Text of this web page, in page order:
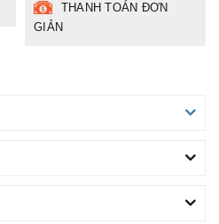
THANH TOÁN ĐƠN
GIẢN